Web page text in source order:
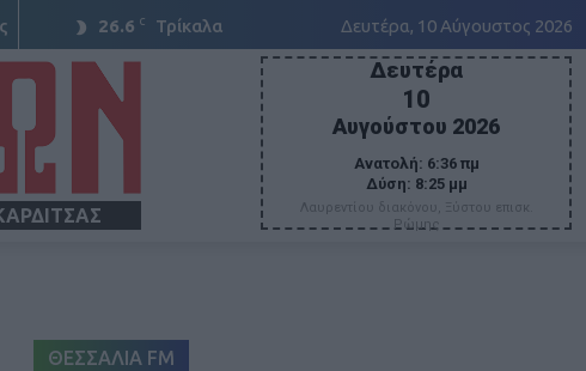
26.6 C Τρίκαλα Δευτέρα, 10 Αύγουστος 2026
Δευτέρα
10
Αυγούστου 2026
Ανατολή: 6:36 πμ
Δύση: 8:25 μμ
Λαυρεντίου διακόνου, Ξύστου επισκ.
Ρώμης
ΘΕΣΣΑΛΙΑ FM